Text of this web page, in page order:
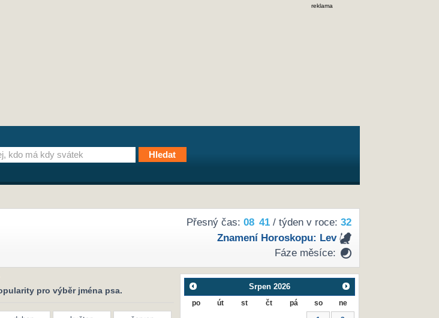
reklama
Přesný čas: 08 41/ týden v roce: 32
Znamení Horoskopu: Lev
Fáze měsíce:
pro výběr jména psa. Srpen 2026
po út st čt pá so ne